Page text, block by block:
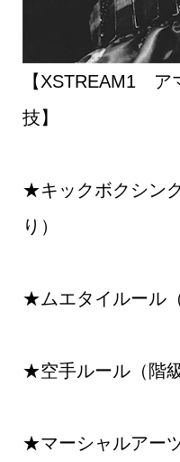
【XSTREAM1
技】
★キックボクシン
り）
★ムエタイルール
★空手ルール（階
★マーシャルアー